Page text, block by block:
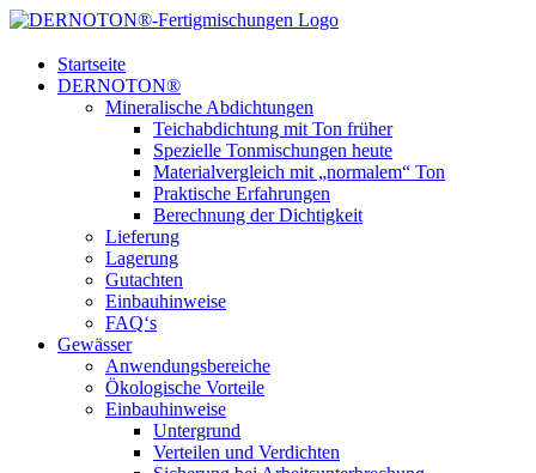
Zum
springenStartseite
DERNOTON®
Mineralische Abdichtungen
Teichabdichtung mit Ton früher
Spezielle Tonmischungen heute
Materialvergleich mit „normalem“ Ton
Praktische Erfahrungen
Berechnung der Dichtigkeit
Lieferung
Lagerung
Gutachten
Einbauhinweise
FAQ‘s
Gewässer
Anwendungsbereiche
Ökologische Vorteile
Einbauhinweise
Untergrund
Verteilen und Verdichten